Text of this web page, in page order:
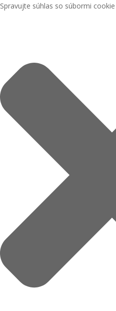
Spravujte súhlas so súbormi cookie